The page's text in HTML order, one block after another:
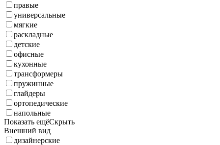
правые
универсальные
мягкие
раскладные
детские
офисные
кухонные
трансформеры
пружинные
глайдеры
ортопедические
напольные
Показать ещёСкрыть
Внешний вид
дизайнерские